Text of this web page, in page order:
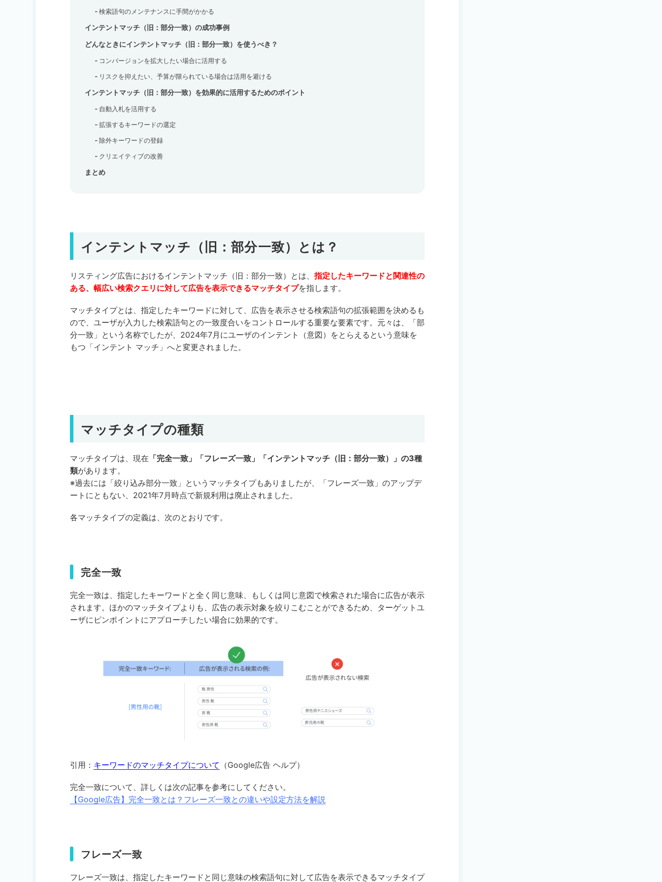
検索語句のメンテナンスに手間がかかる
インテントマッチ（旧：部分一致）の成功事例
どんなときにインテントマッチ（旧：部分一致）を使うべき？
コンバージョンを拡大したい場合に活用する
リスクを抑えたい、予算が限られている場合は活用を避ける
インテントマッチ（旧：部分一致）を効果的に活用するためのポイント
自動入札を活用する
拡張するキーワードの選定
除外キーワードの登録
クリエイティブの改善
まとめ
インテントマッチ（旧：部分一致）とは？
リスティング広告におけるインテントマッチ（旧：部分一致）とは、指定したキーワードと関連性の
ある、幅広い検索クエリに対して広告を表示できるマッチタイプを指します。
マッチタイプとは、指定したキーワードに対して、広告を表示させる検索語句の拡張範囲を決めるも
ので、ユーザが入力した検索語句との一致度合いをコントロールする重要な要素です。 元々は、「部
分一致」という名称でしたが、2024年7月にユーザのインテント（意図）をとらえるという意味を
もつ「インテント マッチ」へと変更されました。
マッチタイプの種類
マッチタイプは、現在 「完全一致」「フレーズ一致」
「インテントマッチ（旧：部分一致）」の3種
類があります。
※過去には「絞り込み部分一致」というマッチタイプもありましたが、「フレーズ一致」のアップデ
ートにともない、2021年7月時点で新規利用は廃止されました。
各マッチタイプの定義は、次のとおりです。
完全一致
完全一致は、指定したキーワードと全く同じ意味、もしくは同じ意図で検索された場合に広告が表示
されます。ほかのマッチタイプよりも、広告の表示対象を絞りこむことができるため、ターゲットユ
ーザにピンポイントにアプローチしたい場合に効果的です。
引用： キーワードのマッチタイプについて （Google広告 ヘルプ）
完全一致について、詳しくは次の記事を参考にしてください。
【Google広告】完全一致とは？フレーズ一致との違いや設定方法を解説
フレーズ一致
フレーズ一致は、指定したキーワードと同じ意味の検索語句に対して広告を表示できるマッチタイプ